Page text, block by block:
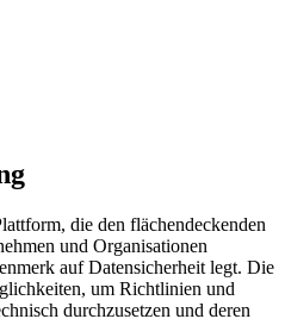
die den flächendeckenden
und Organisationen
auf Datensicherheit legt. Die
um Richtlinien und
durchzusetzen und deren